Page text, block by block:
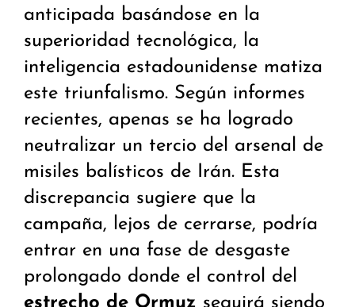
anticipada basándose en la
superioridad tecnológica, la
inteligencia estadounidense matiza
este triunfalismo. Según informes
recientes, apenas se ha logrado
neutralizar un tercio del arsenal de
misiles balísticos de Irán. Esta
discrepancia sugiere que la
campaña, lejos de cerrarse, podría
entrar en una fase de desgaste
prolongado donde el control del